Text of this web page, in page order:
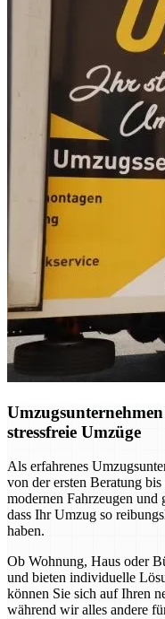
stressfreie Umzüge
Als erfahrenes
von der ersten Beratung
modernen Fahrzeugen und
dass Ihr Umzug so
haben.
Ob Wohnung, Haus oder
und bieten individuelle
können Sie sich auf Ihren
während wir alles andere